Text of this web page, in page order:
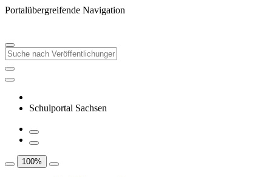
Portalübergreifende Navigation
Schulportal Sachsen
100%